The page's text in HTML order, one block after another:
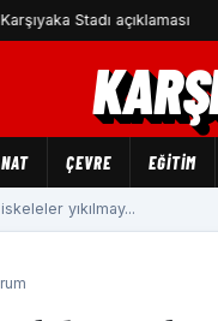
Stadı açıklaması
ÇEVRE EĞİTİM
yıkılmay...